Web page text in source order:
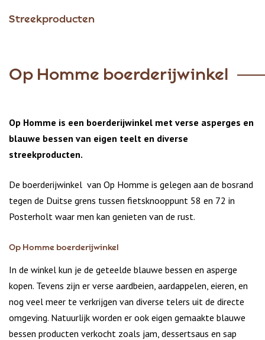
Streekproducten
of
Op Homme boerderijwinkel
Op Homme is een boerderijwinkel met verse asperges en
blauwe bessen van eigen teelt en diverse
streekproducten.
De boerderijwinkel van Op Homme is gelegen aan de bosrand
tegen de Duitse grens tussen fietsknooppunt 58 en 72 in
Posterholt waar men kan genieten van de rust.
Op Homme boerderijwinkel
In de winkel kun je de geteelde blauwe bessen en asperge
kopen. Tevens zijn er verse aardbeien, aardappelen, eieren, en
nog veel meer te verkrijgen van diverse telers uit de directe
omgeving. Natuurlijk worden er ook eigen gemaakte blauwe
bessen producten verkocht zoals jam, dessertsaus en sap